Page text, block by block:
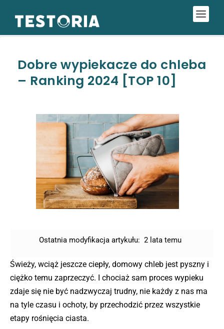
Dobre wypiekacze do chleba
– Ranking 2024 [TOP 10]
Ostatnia modyfikacja artykułu: 2 lata temu
Świeży, wciąż jeszcze ciepły, domowy chleb jest pyszny i
ciężko temu zaprzeczyć. I chociaż sam proces wypieku
zdaje się nie być nadzwyczaj trudny, nie każdy z nas ma
na tyle czasu i ochoty, by przechodzić przez wszystkie
etapy rośnięcia ciasta.